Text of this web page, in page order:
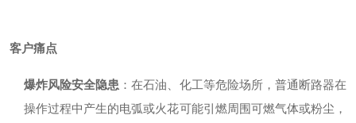
客户痛点
爆炸风险安全隐患 ：在石油、化工等危险场所，普通断路器在
操作过程中产生的电弧或火花可能引燃周围可燃气体或粉尘，